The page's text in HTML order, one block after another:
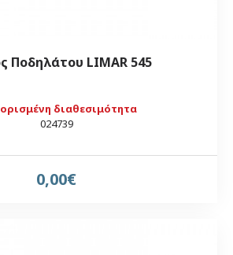
διαθεσιμότητα
024739
Ποδηλάτου LIMAR 545
0,00€